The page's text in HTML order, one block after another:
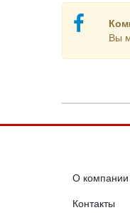
Вы
О компании
Контакты